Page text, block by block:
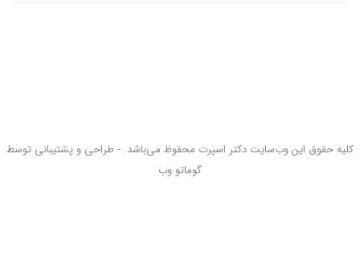
کلیه حقوق این وب‌سایت دکتر اسپرت محفوظ می‌باشد. - طراحی و پشتیبانی توسط
گوماتو وب